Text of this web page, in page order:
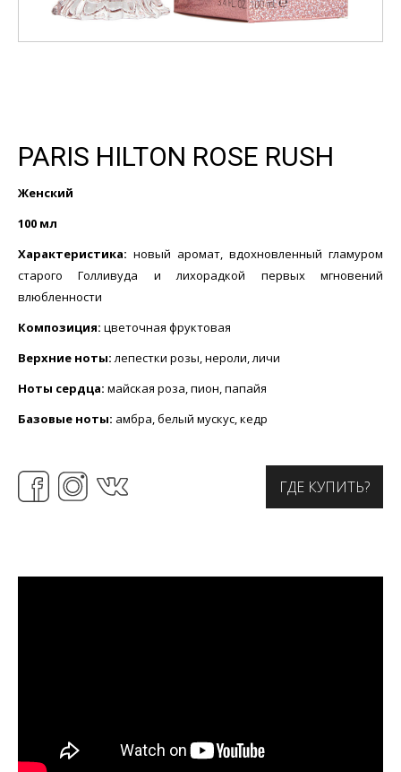
PARIS HILTON ROSE RUSH
Женский
100 мл
Характеристика: новый аромат, вдохновленный гламуром
старого Голливуда и лихорадкой первых мгновений
влюбленности
Композиция: цветочная фруктовая
Верхние ноты:лепестки розы, нероли, личи
Ноты сердца: майская роза, пион, папайя
Базовые ноты: амбра, белый мускус, кедр
ГДЕ КУПИТЬ?